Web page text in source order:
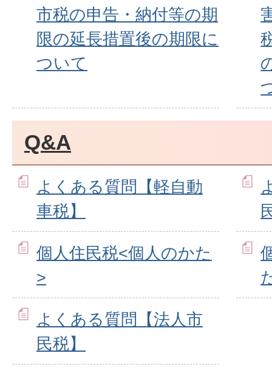
市税の申告・納付等の期
限の延長措置後の期限に
ついて
Q&A
よくある質問【軽自動
車税】
個人住民税<個人のかた
>
よくある質問【法人市
民税】